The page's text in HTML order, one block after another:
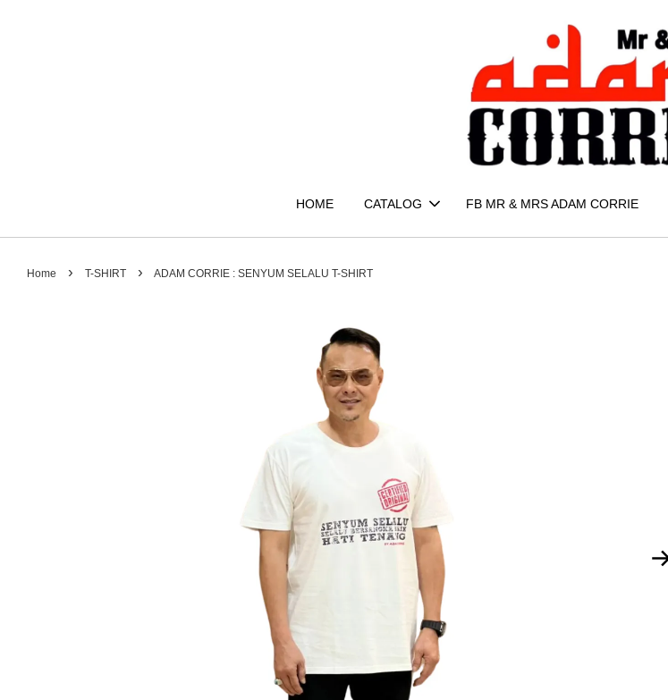
HOME CATALOG FB MR & MRS ADAM CORRIE
Home › T-SHIRT › ADAM CORRIE : SENYUM SELALU T-SHIRT